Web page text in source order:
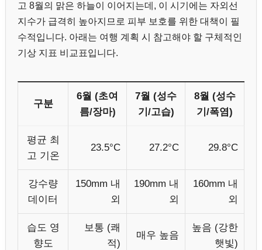
고 8월의 맑은 하늘이 이어지는데, 이 시기에는 자외선
지수가 급격히 높아지므로 피부 보호를 위한 대책이 필
수적입니다. 아래는 여행 계획 시 참고해야 할 구체적인
기상 지표 비교표입니다.
구분
6월 (초여
름/장마)
7월 (성수
기/고습)
8월 (성수
기/폭염)
평균 최
고 기온
23.5°C 27.2°C 29.8°C
강수량
데이터
150mm 내
외
190mm 내
외
160mm 내
외
습도 영
향도
보통 (쾌
적)
매우 높음
높음 (강한
햇빛)